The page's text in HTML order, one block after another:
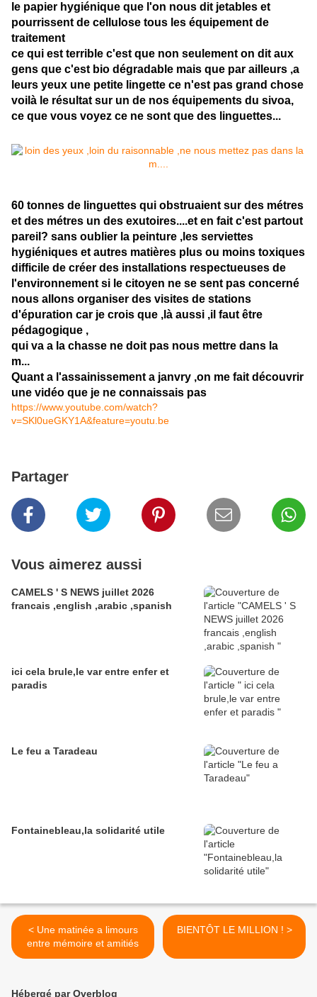
le papier hygiénique que l'on nous dit jetables et
pourrissent de cellulose tous les équipement de
traitement
ce qui est terrible c'est que non seulement on dit aux
gens que c'est bio dégradable mais que par ailleurs ,a
leurs yeux une petite lingette ce n'est pas grand chose
voilà le résultat sur un de nos équipements du sivoa,
ce que vous voyez ce ne sont que des linguettes...
60 tonnes de linguettes qui obstruaient sur des métres
et des métres un des exutoires....et en fait c'est partout
pareil? sans oublier la peinture ,les serviettes
hygiéniques et autres matières plus ou moins toxiques
difficile de créer des installations respectueuses de
l'environnement si le citoyen ne se sent pas concerné
nous allons organiser des visites de stations
d'épuration car je crois que ,là aussi ,il faut être
pédagogique ,
qui va a la chasse ne doit pas nous mettre dans la
m...
Quant a l'assainissement a janvry ,on me fait découvrir
une vidéo que je ne connaissais pas
https://www.youtube.com/watch?
v=SKl0ueGKY1A&feature=youtu.be
Partager
Vous aimerez aussi
CAMELS ' S NEWS juillet 2026
francais ,english ,arabic ,spanish
ici cela brule,le var entre enfer et
paradis
Le feu a Taradeau
Fontainebleau,la solidarité utile
< Une matinée a limours
entre mémoire et amitiés
BIENTÔT LE MILLION ! >
Hébergé par Overblog